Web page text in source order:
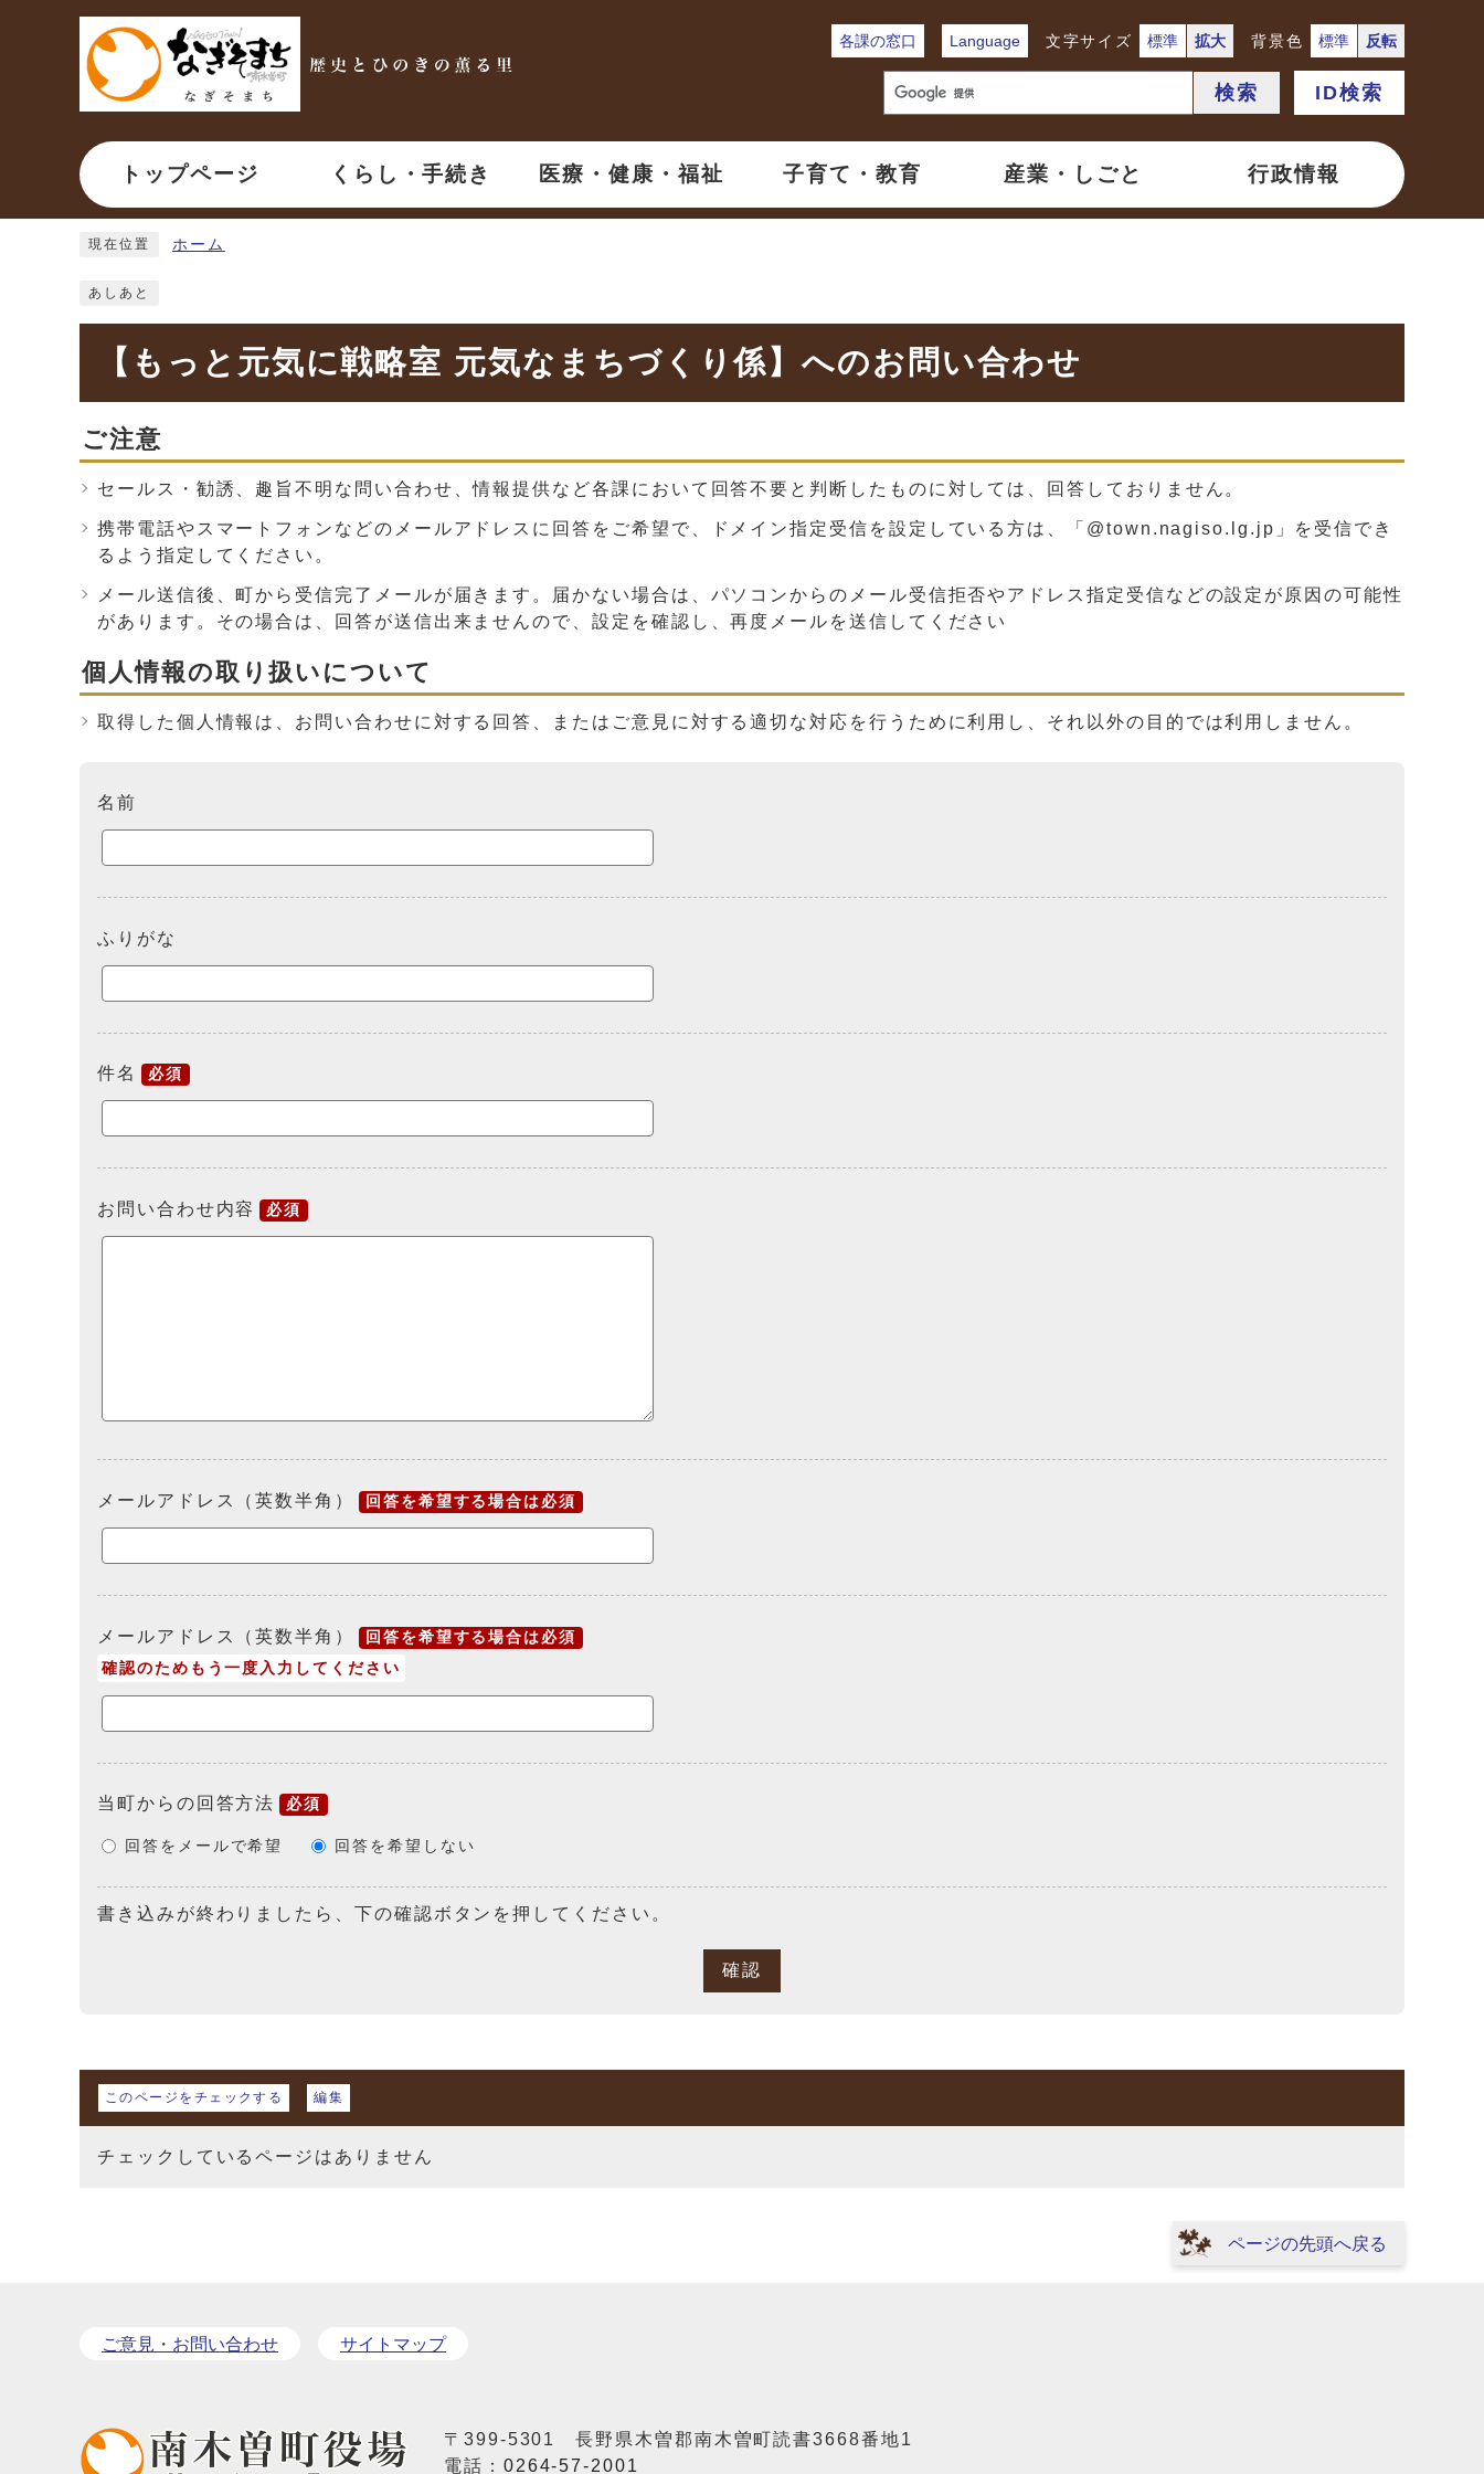
ページの先頭です
各課の窓口 Language 文字サイズ 標準 拡大 背景色 標準 反転
検索 ID検索
トップページ くらし・手続き 医療・健康・福祉 子育て・教育 産業・しごと 行政情報
現在位置 ホーム
あしあと
【もっと元気に戦略室 元気なまちづくり係】へのお問い合わせ
ご注意
セールス・勧誘、趣旨不明な問い合わせ、情報提供など各課において回答不要と判断したものに対しては、回答しておりません。
携帯電話やスマートフォンなどのメールアドレスに回答をご希望で、ドメイン指定受信を設定している方は、「@town.nagiso.lg.jp」を受信でき
るよう指定してください。
メール送信後、町から受信完了メールが届きます。届かない場合は、パソコンからのメール受信拒否やアドレス指定受信などの設定が原因の可能性
があります。その場合は、回答が送信出来ませんので、設定を確認し、再度メールを送信してください
個人情報の取り扱いについて
取得した個人情報は、お問い合わせに対する回答、またはご意見に対する適切な対応を行うために利用し、それ以外の目的では利用しません。
名前
ふりがな
件名 必須
お問い合わせ内容 必須
メールアドレス（英数半角） 回答を希望する場合は必須
メールアドレス（英数半角） 回答を希望する場合は必須
確認のためもう一度入力してください
当町からの回答方法 必須
回答をメールで希望 回答を希望しない
書き込みが終わりましたら、下の確認ボタンを押してください。
確認
マイページ
このページをチェックする 編集
チェックしているページはありません
ページの先頭へ戻る
ご意見・お問い合わせ サイトマップ
〒399-5301 長野県木曽郡南木曽町読書3668番地1
電話： 0264-57-2001